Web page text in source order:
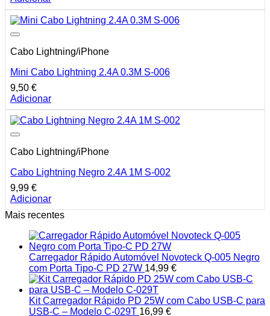
Cabo Lightning/iPhone
Mini Cabo Lightning 2.4A 0.3M S-006
9,50 €
Adicionar
Cabo Lightning/iPhone
Cabo Lightning Negro 2.4A 1M S-002
9,99 €
Adicionar
Mais recentes
Carregador Rápido Automóvel Novoteck Q-005 Negro
com Porta Tipo-C PD 27W 14,99 €
Kit Carregador Rápido PD 25W com Cabo USB-C para
USB-C – Modelo C-029T 16,99 €